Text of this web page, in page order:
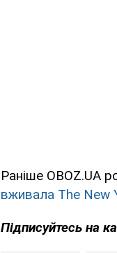
Раніше OBOZ.UA
вживала The New
Підписуйтесь на